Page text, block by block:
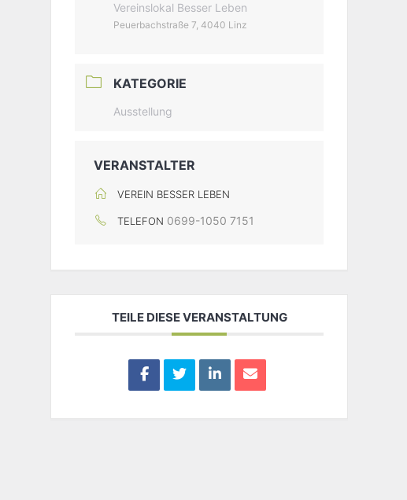
Vereinslokal Besser Leben
Peuerbachstraße 7, 4040 Linz
KATEGORIE
Ausstellung
VERANSTALTER
VEREIN BESSER LEBEN
TELEFON 0699-1050 7151
TEILE DIESE VERANSTALTUNG